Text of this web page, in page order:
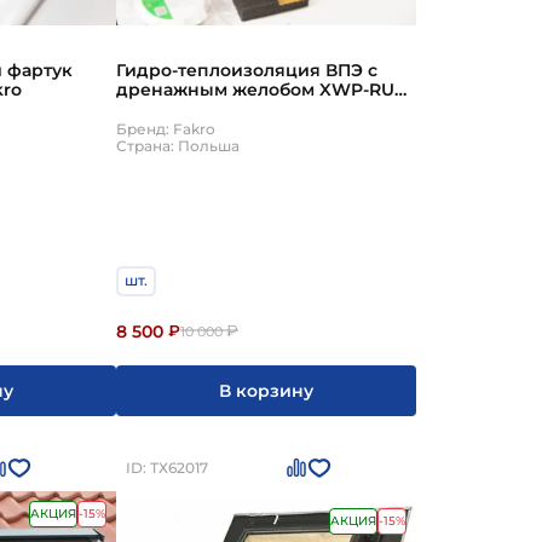
на утеплитель. Дренажный желоб
откосы фиксируют последними. Важно:
приведет к протечкам. Не используйте
Гидро-теплоизоляция ВПЭ с
дренажным желобом XWP-RU
Бренд: Fakro
Страна: Польша
шт.
8 500 ₽10 000₽
В корзину
АКЦИЯ-15%
ID: ТХ62017
АКЦИЯ-15%